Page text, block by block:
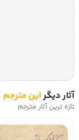
آثار دیگراین مترجم
تازه ترین آثار مترجم